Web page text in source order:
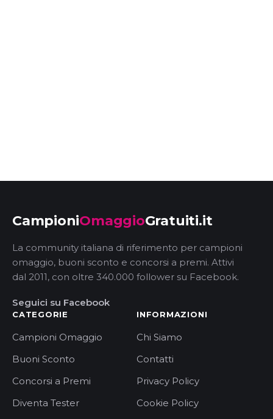
CampioniOmaggioGratuiti.it
La community italiana di riferimento per campioni
omaggio, buoni sconto e concorsi a premi. Attivi
dal 2011, con oltre 340.000 follower su Facebook.
Seguici su Facebook
CATEGORIE
Campioni Omaggio
Buoni Sconto
Concorsi a Premi
Diventa Tester
INFORMAZIONI
Chi Siamo
Contatti
Privacy Policy
Cookie Policy